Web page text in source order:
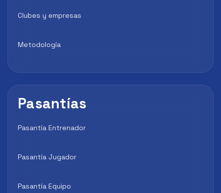
Clubes y empresas
Metodología
Pasantías
Pasantía Entrenador
Pasantía Jugador
Pasantía Equipo